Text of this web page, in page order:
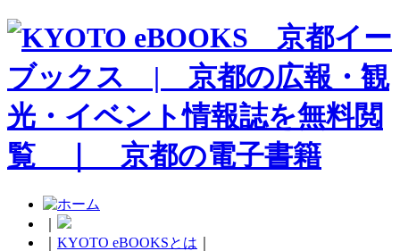
KYOTO eBOOKSとは